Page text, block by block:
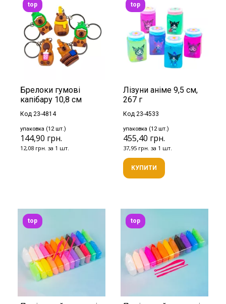
Брелоки гумові
капібару 10,8 см
Код 23-4814
упаковка (12 шт.)
144,90 грн.
12,08 грн. за 1 шт.
top
Лізуни аніме 9,5 см,
267 г
Код 23-4533
упаковка (12 шт.)
455,40 грн.
37,95 грн. за 1 шт.
top
КУПИТИ
top top